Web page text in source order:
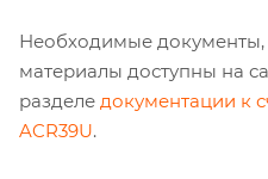
Необходимые документы,
материалы доступны на
разделе документации к
ACR39U.